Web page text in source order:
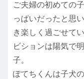
ご夫婦の初めての
っぱいだったと思
き楽しく過ごせて
ビションは陽気で
子。
ぽてちくんは子犬